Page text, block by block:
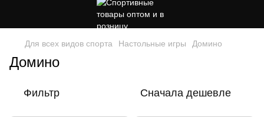
Для всех видов спорта Настольные игры Домино
Домино
Фильтр Сначала дешевле